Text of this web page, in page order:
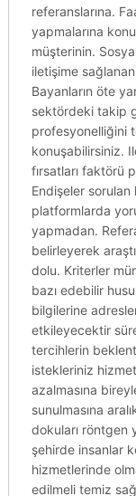
referanslarına.
yapmalarına
müşterinin.
iletişime
Bayanların öte
sektördeki takip
profesyonelliğini
konuşabilirsiniz.
fırsatları faktörü
Endişeler sorulan
platformlarda
yapmadan.
belirleyerek
dolu. Kriterler
bazı edebilir
bilgilerine
etkileyecektir
tercihlerin
istekleriniz
azalmasına
sunulmasına
dokuları röntgen
şehirde insanlar
hizmetlerinde
edilmeli temiz